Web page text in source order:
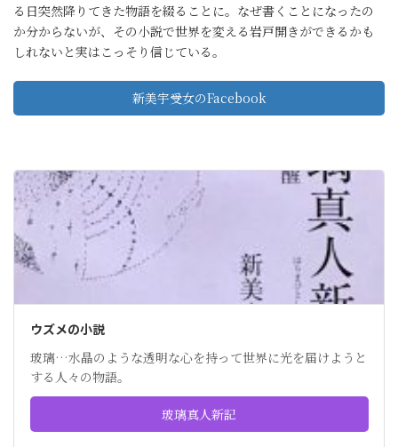
る日突然降りてきた物語を綴ることに。なぜ書くことになったの
か分からないが、その小説で世界を変える岩戸開きができるかも
しれないと実はこっそり信じている。
新美宇受女のFacebook
ウズメの小説
玻璃…水晶のような透明な心を持って世界に光を届けようと
する人々の物語。
玻璃真人新記